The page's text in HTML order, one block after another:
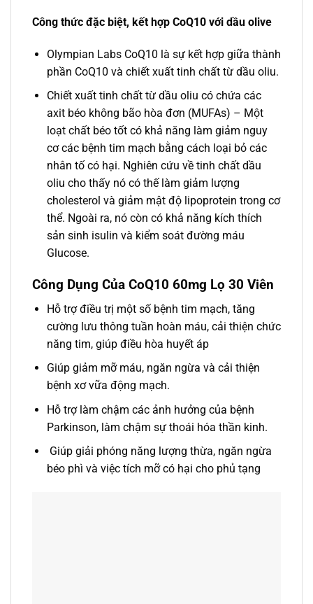
Công thức đặc biệt, kết hợp CoQ10 với dầu olive
Olympian Labs CoQ10 là sự kết hợp giữa thành
phần CoQ10 và chiết xuất tinh chất từ dầu oliu.
Chiết xuất tinh chất từ dầu oliu có chứa các
axit béo không bão hòa đơn (MUFAs) – Một
loạt chất béo tốt có khả năng làm giảm nguy
cơ các bệnh tim mạch bằng cách loại bỏ các
nhân tố có hại. Nghiên cứu về tinh chất dầu
oliu cho thấy nó có thế làm giảm lượng
cholesterol và giảm mật độ lipoprotein trong cơ
thể. Ngoài ra, nó còn có khả năng kích thích
sản sinh isulin và kiểm soát đường máu
Glucose.
Công Dụng Của CoQ10 60mg Lọ 30 Viên
Hỗ trợ điều trị một số bệnh tim mạch, tăng
cường lưu thông tuần hoàn máu, cải thiện chức
năng tim, giúp điều hòa huyết áp
Giúp giảm mỡ máu, ngăn ngừa và cải thiện
bệnh xơ vữa động mạch.
Hỗ trợ làm chậm các ảnh hưởng của bệnh
Parkinson, làm chậm sự thoái hóa thần kinh.
Giúp giải phóng năng lượng thừa, ngăn ngừa
béo phì và việc tích mỡ có hại cho phủ tạng